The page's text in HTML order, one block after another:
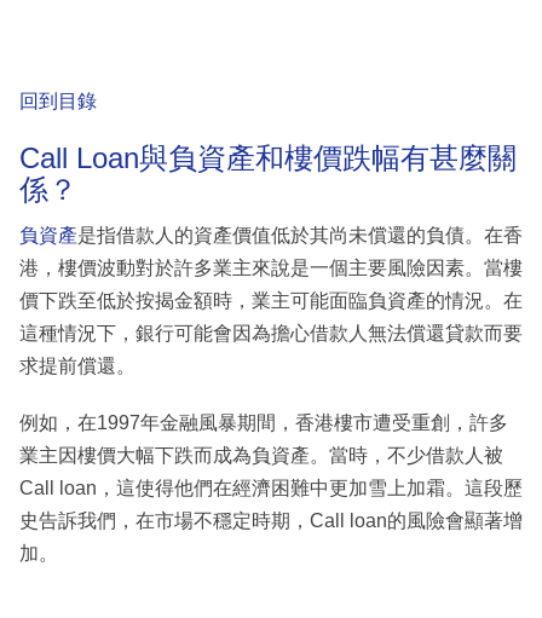
回到目錄
Call Loan與負資產和樓價跌幅有甚麼關
係？
負資產是指借款人的資產價值低於其尚未償還的負債。在香
港，樓價波動對於許多業主來說是一個主要風險因素。當樓
價下跌至低於按揭金額時，業主可能面臨負資產的情況。在
這種情況下，銀行可能會因為擔心借款人無法償還貸款而要
求提前償還。
例如，在1997年金融風暴期間，香港樓市遭受重創，許多
業主因樓價大幅下跌而成為負資產。當時，不少借款人被
Call loan，這使得他們在經濟困難中更加雪上加霜。這段歷
史告訴我們，在市場不穩定時期，Call loan的風險會顯著增
加。